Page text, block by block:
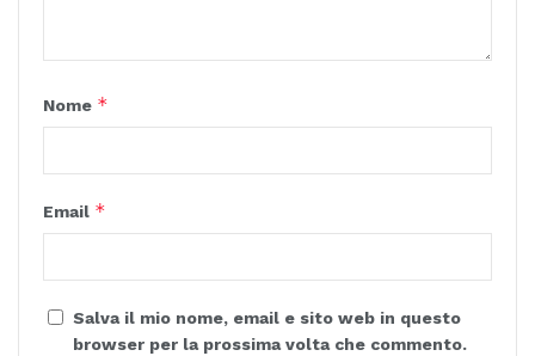
Nome *
Email *
Salva il mio nome, email e sito web in questo
browser per la prossima volta che commento.